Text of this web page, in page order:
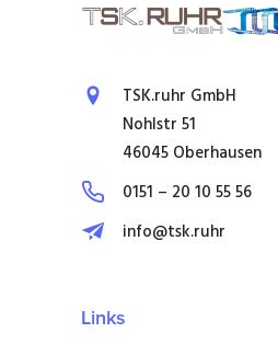
TSK.ruhr GmbH
Nohlstr 51
46045 Oberhausen
0151 – 20 10 55 56
info@tsk.ruhr
Links